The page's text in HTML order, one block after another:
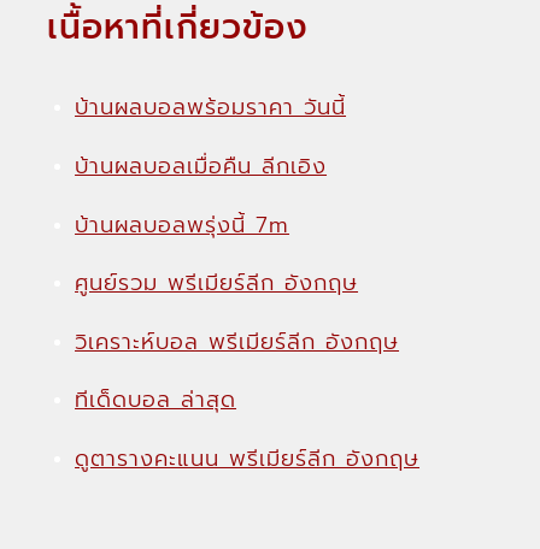
เนื้อหาที่เกี่ยวข้อง
บ้านผลบอลพร้อมราคา วันนี้
บ้านผลบอลเมื่อคืน ลีกเอิง
บ้านผลบอลพรุ่งนี้ 7m
ศูนย์รวม พรีเมียร์ลีก อังกฤษ
วิเคราะห์บอล พรีเมียร์ลีก อังกฤษ
ทีเด็ดบอล ล่าสุด
ดูตารางคะแนน พรีเมียร์ลีก อังกฤษ